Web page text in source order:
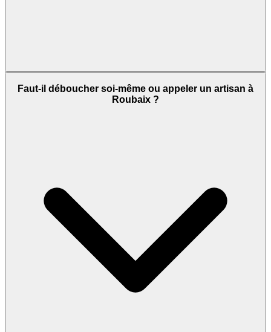
Faut-il déboucher soi-même ou appeler un artisan à
Roubaix ?